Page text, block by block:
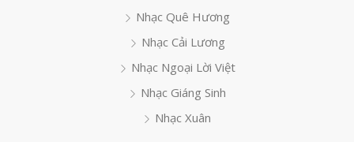
Nhạc Quê Hương
Nhạc Cải Lương
Nhạc Ngoại Lời Việt
Nhạc Giáng Sinh
Nhạc Xuân